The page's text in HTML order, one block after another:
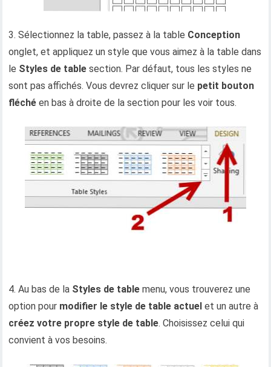
3. Sélectionnez la table, passez à la table Conception
onglet, et appliquez un style que vous aimez à la table dans
le Styles de table section. Par défaut, tous les styles ne
sont pas affichés. Vous devrez cliquer sur le petit bouton
fléché en bas à droite de la section pour les voir tous.
4. Au bas de la Styles de table menu, vous trouverez une
option pour modifier le style de table actuel et un autre à
créez votre propre style de table. Choisissez celui qui
convient à vos besoins.